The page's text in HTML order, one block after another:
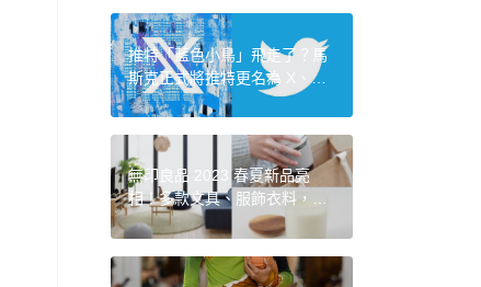
推特「藍色小鳥」飛走了？馬
斯克正式將推特更名為 X、藍
鳥 Logo 設計師親解最初設計
無印良品 2023 春夏新品亮
相！多款文具、服飾衣料，以
及生活雜貨近 100 項新品一次
看